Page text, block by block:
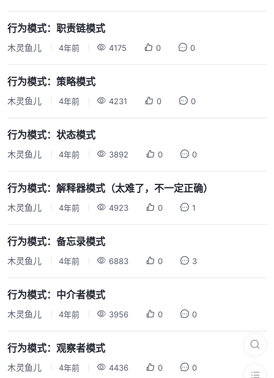
行为模式：职责链模式
木灵鱼儿 4年前 4175 0 0
行为模式：策略模式
木灵鱼儿 4年前 4231 0 0
行为模式：状态模式
木灵鱼儿 4年前 3892 0 0
行为模式：解释器模式（太难了，不一定正确）
木灵鱼儿 4年前 4923 0 1
行为模式：备忘录模式
木灵鱼儿 4年前 6883 0 3
行为模式：中介者模式
木灵鱼儿 4年前 3956 0 0
行为模式：观察者模式
木灵鱼儿 4年前 4436 0 0